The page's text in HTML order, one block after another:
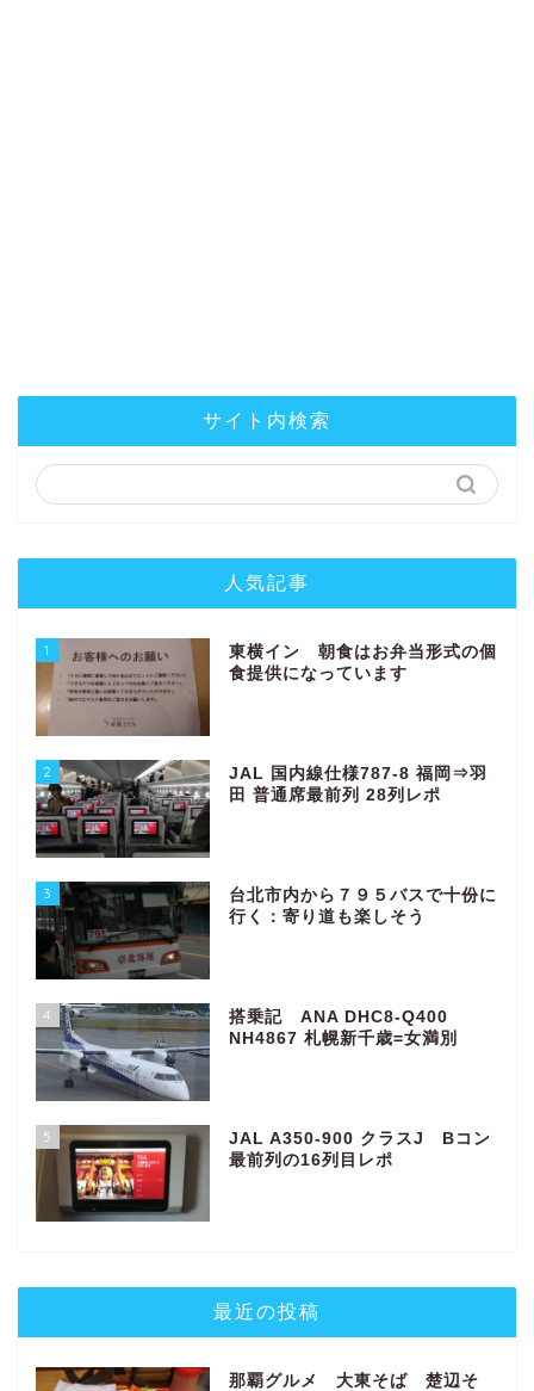
サイト内検索
人気記事
1
東横イン 朝食はお弁当形式の個
食提供になっています
2
JAL 国内線仕様787-8 福岡⇒羽
田 普通席最前列 28列レポ
3
台北市内から７９５バスで十份に
行く：寄り道も楽しそう
4
搭乗記 ANA DHC8-Q400
NH4867 札幌新千歳=女満別
5
JAL A350-900 クラスJ Bコン
最前列の16列目レポ
最近の投稿
那覇グルメ 大東そば 楚辺そ